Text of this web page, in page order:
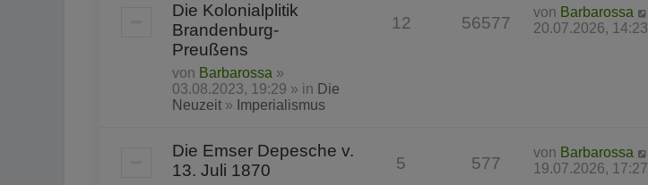
Die Kolonialplitik
Brandenburg-
Preußens
von Barbarossa »
03.08.2023, 19:29 » in Die
Neuzeit » Imperialismus
12 56577
von Barbarossa
20.07.2026, 14:23
Die Emser Depesche v.
13. Juli 1870
5 577
von Barbarossa
19.07.2026, 17:27